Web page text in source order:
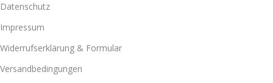
Datenschutz
Impressum
Widerrufserklärung & Formular
Versandbedingungen